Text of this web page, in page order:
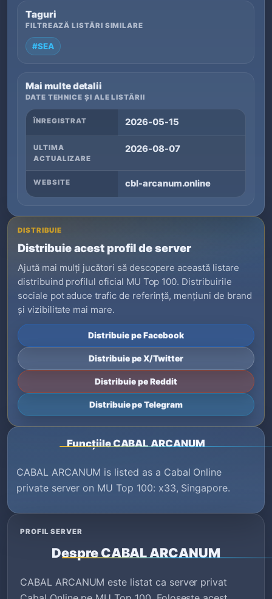
Taguri
FILTREAZĂ LISTĂRI SIMILARE
#SEA
Mai multe detalii
DATE TEHNICE ȘI ALE LISTĂRII
ÎNREGISTRAT 2026-05-15
ULTIMA
ACTUALIZARE
2026-08-07
WEBSITE cbl-arcanum.online
DISTRIBUIE
Distribuie acest profil de server
Ajută mai mulți jucători să descopere această listare
distribuind profilul oficial MU Top 100. Distribuirile
sociale pot aduce trafic de referință, mențiuni de brand
și vizibilitate mai mare.
Distribuie pe Facebook
Distribuie pe X/Twitter
Distribuie pe Reddit
Distribuie pe Telegram
Funcțiile CABAL ARCANUM
CABAL ARCANUM is listed as a Cabal Online
private server on MU Top 100: x33, Singapore.
PROFIL SERVER
Despre CABAL ARCANUM
CABAL ARCANUM este listat ca server privat